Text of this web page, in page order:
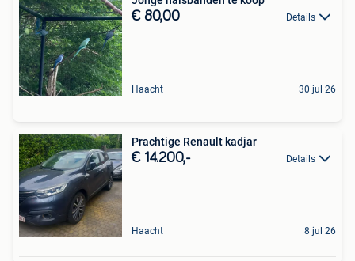
€ 80,00 Details
Haacht 30 jul 26
Prachtige Renault kadjar
€ 14.200,- Details
Haacht 8 jul 26